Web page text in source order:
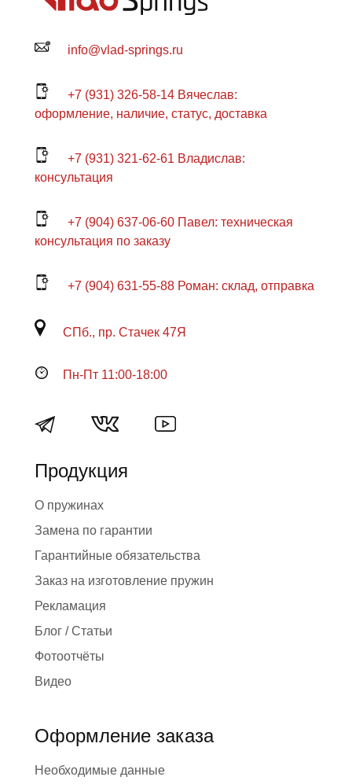
info@vlad-springs.ru
+7 (931) 326-58-14 Вячеслав:
оформление, наличие, статус, доставка
+7 (931) 321-62-61 Владислав:
консультация
+7 (904) 637-06-60 Павел: техническая
консультация по заказу
+7 (904) 631-55-88 Роман: склад, отправка
СПб., пр. Стачек 47Я
Пн-Пт 11:00-18:00
Продукция
О пружинах
Замена по гарантии
Гарантийные обязательства
Заказ на изготовление пружин
Рекламация
Блог / Статьи
Фотоотчёты
Видео
Оформление заказа
Необходимые данные